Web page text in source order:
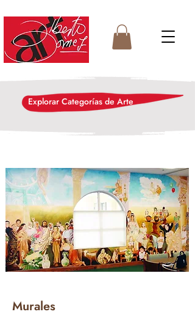
Explorar Categorías de Arte
Murales